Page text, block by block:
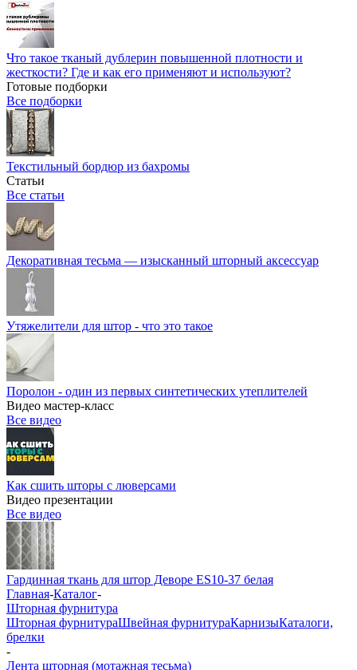
Что такое тканый дублерин повышенной плотности и
жесткости? Где и как его применяют и используют?
Готовые подборки
Все подборки
Текстильный бордюр из бахромы
Статьи
Все статьи
Декоративная тесьма — изысканный шторный аксессуар
Утяжелители для штор - что это такое
Поролон - один из первых синтетических утеплителей
Видео мастер-класс
Все видео
Как сшить шторы с люверсами
Видео презентации
Все видео
Гардинная ткань для штор Деворе ES10-37 белая
Главная-Каталог-
Шторная фурнитура
Шторная фурнитураШвейная фурнитураКарнизыКаталоги,
брелки
-
Лента шторная (мотажная тесьма)